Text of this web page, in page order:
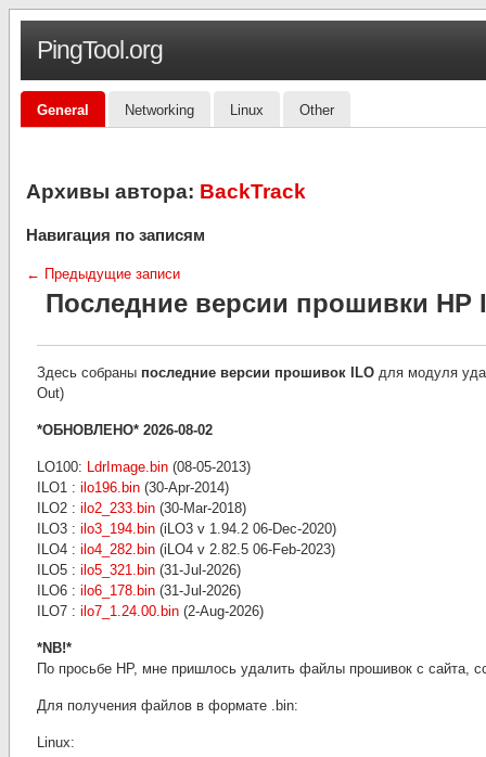
PingTool.org
General Networking Linux Other
Архивы автора: BackTrack
Навигация по записям
← Предыдущие записи
Последние версии прошивки HP
Здесь собраны последние версии прошивок ILO для модуля
Out)
*ОБНОВЛЕНО* 2026-08-02
LO100: LdrImage.bin (08-05-2013)
ILO1 : ilo196.bin (30-Apr-2014)
ILO2 : ilo2_233.bin (30-Mar-2018)
ILO3 : ilo3_194.bin (iLO3 v 1.94.2 06-Dec-2020)
ILO4 : ilo4_282.bin (iLO4 v 2.82.5 06-Feb-2023)
ILO5 : ilo5_321.bin (31-Jul-2026)
ILO6 : ilo6_178.bin (31-Jul-2026)
ILO7 : ilo7_1.24.00.bin (2-Aug-2026)
*NB!*
По просьбе HP, мне пришлось удалить файлы прошивок с сайта,
Для получения файлов в формате .bin:
Linux: